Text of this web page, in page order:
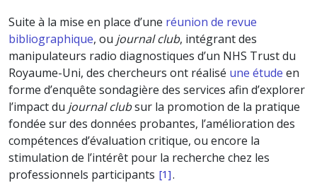
Suite à la mise en place d’une réunion de revue
bibliographique, ou journal club, intégrant des
manipulateurs radio diagnostiques d’un NHS Trust du
Royaume-Uni, des chercheurs ont réalisé une étude en
forme d’enquête sondagière des services afin d’explorer
l’impact du journal clubsur la promotion de la pratique
fondée sur des données probantes, l’amélioration des
compétences d’évaluation critique, ou encore la
stimulation de l’intérêt pour la recherche chez les
professionnels participants [1].